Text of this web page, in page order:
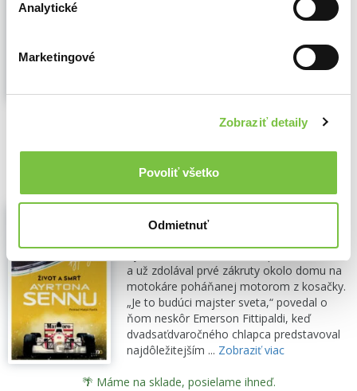
Analytické
Marketingové
Zobraziť detaily
Povoliť všetko
Odmietnuť
Koncom osemdesiatych a začiatkom
deväťdesiatych rokov 20. storočia sa vo
Formule 1 odohrával strhujúci súboj. Stáli
proti sebe dvaja veľkí šampióni – Alain
Zobraziť viac
🌴 Máme na sklade, posielame ihneď.
13,90€ Do košíka
Richard Williams
a už zdolával prvé zákruty okolo domu na
motokáre poháňanej motorom z kosačky.
„Je to budúci majster sveta,“ povedal o
ňom neskôr Emerson Fittipaldi, keď
dvadsaťdvaročného chlapca predstavoval
najdôležitejším ... Zobraziť viac
🌴 Máme na sklade, posielame ihneď.